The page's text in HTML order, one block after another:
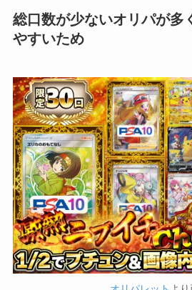
総口数が少ないオリパが多
やすいため